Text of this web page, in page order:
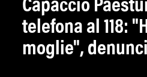
Capaccio
telefona al 118:
moglie",